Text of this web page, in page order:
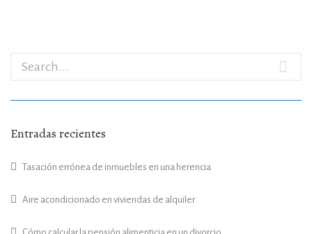
Entradas recientes
Tasación errónea de inmuebles en una herencia
Aire acondicionado en viviendas de alquiler